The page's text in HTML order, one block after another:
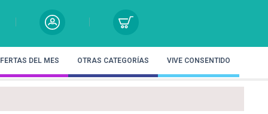
DEL MES OTRAS CATEGORÍAS VIVE CONSENTIDO